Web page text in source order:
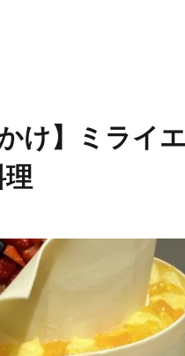
け】ミライ